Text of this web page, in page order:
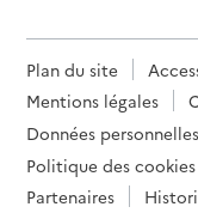
Plan du site
Mentions légales
Données personnelles
Politique des cookies
Partenaires